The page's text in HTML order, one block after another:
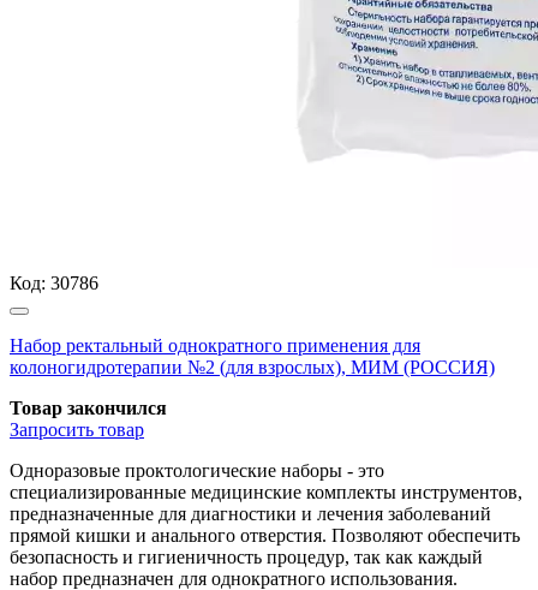
Код: 30786
Набор ректальный однократного применения для
колоногидротерапии №2 (для взрослых), МИМ (РОССИЯ)
Товар закончился
Запросить товар
Одноразовые проктологические наборы - это
специализированные медицинские комплекты инструментов,
предназначенные для диагностики и лечения заболеваний
прямой кишки и анального отверстия. Позволяют обеспечить
безопасность и гигиеничность процедур, так как каждый
набор предназначен для однократного использования.